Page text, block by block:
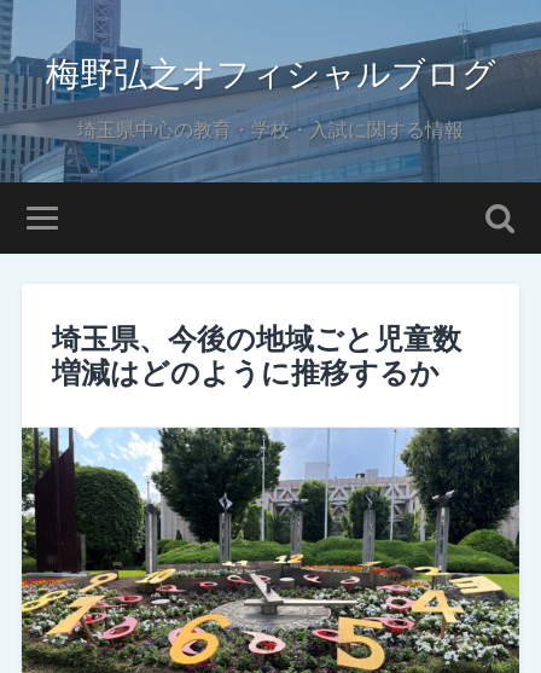
梅野弘之オフィシャルブログ
埼玉県中心の教育・学校・入試に関する情報
埼玉県、今後の地域ごと児童数
増減はどのように推移するか